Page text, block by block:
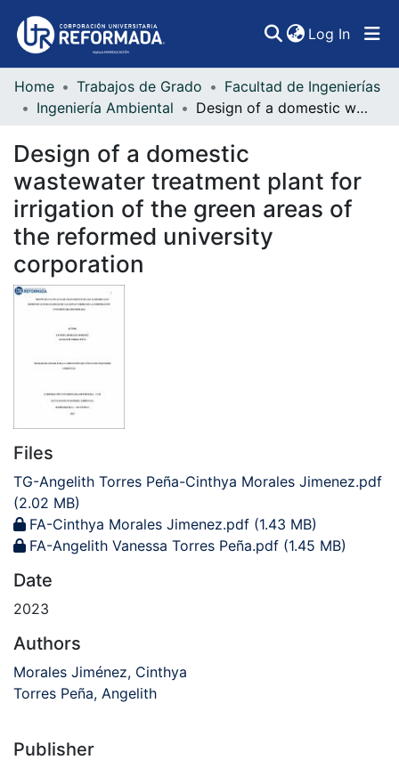
Log In
Communities & Collections
Statistics
Home Trabajos de Grado
Facultad de Ingenierías
Ingeniería Ambiental
Design of a domestic wastewater treatment plant for irrigation of the green areas of the reformed university corporation
Design of a domestic
wastewater treatment plant for
irrigation of the green areas of
the reformed university
corporation
Files
TG-Angelith Torres Peña-Cinthya Morales Jimenez.pdf
(2.02 MB)
FA-Cinthya Morales Jimenez.pdf (1.43 MB)
FA-Angelith Vanessa Torres Peña.pdf (1.45 MB)
Date
2023
Authors
Morales Jiménez, Cinthya
Torres Peña, Angelith
Publisher